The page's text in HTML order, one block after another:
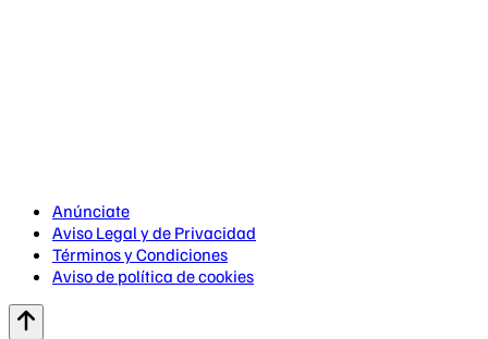
Anúnciate
Aviso Legal y de Privacidad
Términos y Condiciones
Aviso de política de cookies